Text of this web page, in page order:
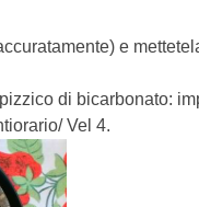
e
di bicarbonato:
Vel 4.